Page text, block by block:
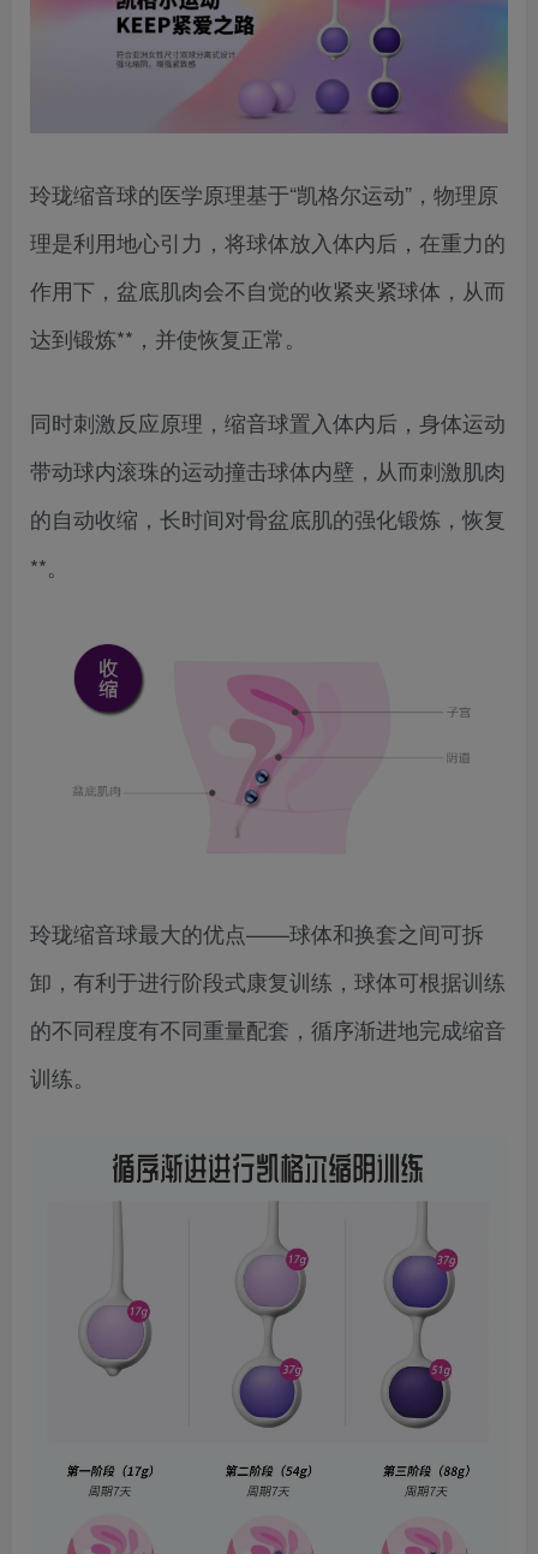
玲珑缩音球的医学原理基于“凯格尔运动”，物理原
理是利用地心引力，将球体放入体内后，在重力的
作用下，盆底肌肉会不自觉的收紧夹紧球体，从而
达到锻炼**，并使恢复正常。
同时刺激反应原理，缩音球置入体内后，身体运动
带动球内滚珠的运动撞击球体内壁，从而刺激肌肉
的自动收缩，长时间对骨盆底肌的强化锻炼，恢复
**。
玲珑缩音球最大的优点——球体和换套之间可拆
卸，有利于进行阶段式康复训练，球体可根据训练
的不同程度有不同重量配套，循序渐进地完成缩音
训练。